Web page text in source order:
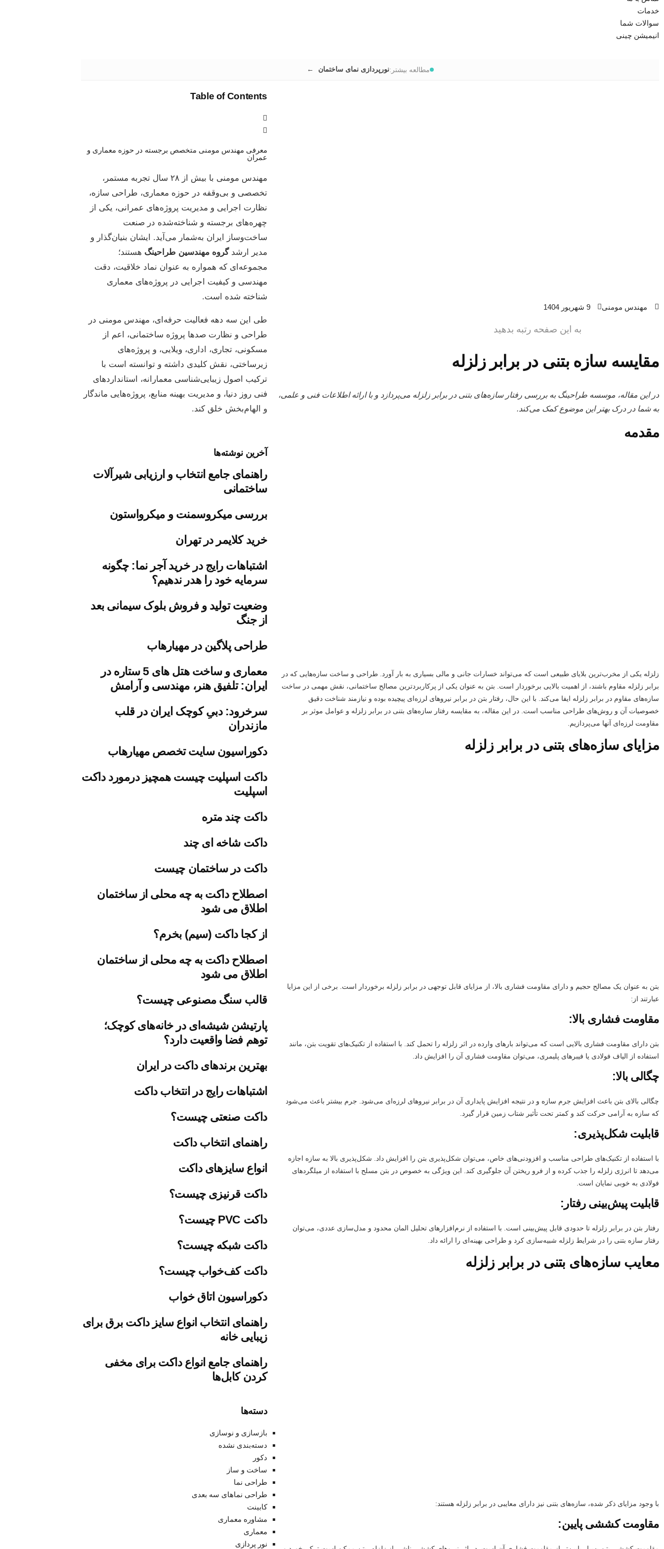
خدمات
سوالات شما
انیمیشن چینی
مطالعه بیشتر:نورپردازی نمای ساختمان
مهندس مومنی 9 شهریور 1404
به این صفحه رتبه بدهید
مقایسه سازه بتنی در برابر زلزله
در این مقاله، موسسه طراحینگ به بررسی رفتار سازه‌های بتنی در برابر زلزله می‌پردازد و با ارائه اطلاعات فنی و علمی،
به شما در درک بهتر این موضوع کمک می‌کند.
مقدمه
زلزله یکی از مخرب‌ترین بلایای طبیعی است که می‌تواند خسارات جانی و مالی بسیاری به بار آورد. طراحی و ساخت سازه‌هایی که در
برابر زلزله مقاوم باشند، از اهمیت بالایی برخوردار است. بتن به عنوان یکی از پرکاربردترین مصالح ساختمانی، نقش مهمی در ساخت
سازه‌های مقاوم در برابر زلزله ایفا می‌کند. با این حال، رفتار بتن در برابر نیروهای لرزه‌ای پیچیده بوده و نیازمند شناخت دقیق
خصوصیات آن و روش‌های طراحی مناسب است. در این مقاله، به مقایسه رفتار سازه‌های بتنی در برابر زلزله و عوامل موثر بر
مقاومت لرزه‌ای آنها می‌پردازیم.
مزایای سازه‌های بتنی در برابر زلزله
بتن به عنوان یک مصالح حجیم و دارای مقاومت فشاری بالا، از مزایای قابل توجهی در برابر زلزله برخوردار است. برخی از این مزایا
عبارتند از:
مقاومت فشاری بالا:
بتن دارای مقاومت فشاری بالایی است که می‌تواند بارهای وارده در اثر زلزله را تحمل کند. با استفاده از تکنیک‌های تقویت بتن، مانند
استفاده از الیاف فولادی یا فیبرهای پلیمری، می‌توان مقاومت فشاری آن را افزایش داد.
چگالی بالا:
چگالی بالای بتن باعث افزایش جرم سازه و در نتیجه افزایش پایداری آن در برابر نیروهای لرزه‌ای می‌شود. جرم بیشتر باعث می‌شود
که سازه به آرامی حرکت کند و کمتر تحت تأثیر شتاب زمین قرار گیرد.
قابلیت شکل‌پذیری:
با استفاده از تکنیک‌های طراحی مناسب و افزودنی‌های خاص، می‌توان شکل‌پذیری بتن را افزایش داد. شکل‌پذیری بالا به سازه اجازه
می‌دهد تا انرژی زلزله را جذب کرده و از فرو ریختن آن جلوگیری کند. این ویژگی به خصوص در بتن مسلح با استفاده از میلگردهای
فولادی به خوبی نمایان است.
قابلیت پیش‌بینی رفتار:
رفتار بتن در برابر زلزله تا حدودی قابل پیش‌بینی است. با استفاده از نرم‌افزارهای تحلیل المان محدود و مدل‌سازی عددی، می‌توان
رفتار سازه بتنی را در شرایط زلزله شبیه‌سازی کرد و طراحی بهینه‌ای را ارائه داد.
معایب سازه‌های بتنی در برابر زلزله
با وجود مزایای ذکر شده، سازه‌های بتنی نیز دارای معایبی در برابر زلزله هستند:
مقاومت کششی پایین:
Table of Contents
معرفی مهندس مومنی متخصص برجسته در حوزه معماری و
عمران
مهندس مومنی با بیش از ۲۸ سال تجربه‌ مستمر،
تخصصی و بی‌وقفه در حوزه معماری، طراحی سازه،
نظارت اجرایی و مدیریت پروژه‌های عمرانی، یکی از
چهره‌های برجسته و شناخته‌شده در صنعت
ساخت‌وساز ایران به‌شمار می‌آید. ایشان بنیان‌گذار و
مدیر ارشدگروه مهندسین طراحینگ هستند؛
مجموعه‌ای که همواره به عنوان نماد خلاقیت، دقت
مهندسی و کیفیت اجرایی در پروژه‌های معماری
شناخته شده است.
طی این سه دهه فعالیت حرفه‌ای، مهندس مومنی در
طراحی و نظارت صدها پروژه ساختمانی، اعم از
مسکونی، تجاری، اداری، ویلایی، و پروژه‌های
زیرساختی، نقش کلیدی داشته و توانسته است با
ترکیب اصول زیبایی‌شناسی معمارانه، استانداردهای
فنی روز دنیا، و مدیریت بهینه منابع، پروژه‌هایی ماندگار
و الهام‌بخش خلق کند.
آخرین نوشته‌ها
راهنمای جامع انتخاب و ارزیابی شیرآلات
ساختمانی
بررسی میکروسمنت و میکرواستون
خرید کلایمر در تهران
اشتباهات رایج در خرید آجر نما: چگونه
سرمایه خود را هدر ندهیم؟
وضعیت تولید و فروش بلوک سیمانی بعد
از جنگ
طراحی پلاگین در مهیارهاب
معماری و ساخت هتل های 5 ستاره در
ایران: تلفیق هنر، مهندسی و آرامش
سرخرود: دبیِ کوچک ایران در قلب
مازندران
دکوراسیون سایت تخصص مهیارهاب
داکت اسپلیت چیست همچیز درمورد داکت
اسپلیت
داکت چند متره
داکت شاخه ای چند
داکت در ساختمان چیست
اصطلاح داکت به چه محلی از ساختمان
اطلاق می شود
از کجا داکت (سیم) بخرم؟
اصطلاح داکت به چه محلی از ساختمان
اطلاق می شود
قالب سنگ مصنوعی چیست؟
پارتیشن شیشه‌ای در خانه‌های کوچک؛
توهم فضا واقعیت دارد؟
بهترین برندهای داکت در ایران
اشتباهات رایج در انتخاب داکت
داکت صنعتی چیست؟
راهنمای انتخاب داکت
انواع سایزهای داکت
داکت قرنیزی چیست؟
داکت PVC چیست؟
داکت شبکه چیست؟
داکت کف‌خواب چیست؟
دکوراسیون اتاق خواب
راهنمای انتخاب انواع سایز داکت برق برای
زیبایی خانه
راهنمای جامع انواع داکت برای مخفی
کردن کابل‌ها
دسته‌ها
بازسازی و نوسازی
دسته‌بندی نشده
دکور
ساخت و ساز
طراحی نما
طراحی نماهای سه بعدی
کابینت
مشاوره معماری
معماری
نور پردازی